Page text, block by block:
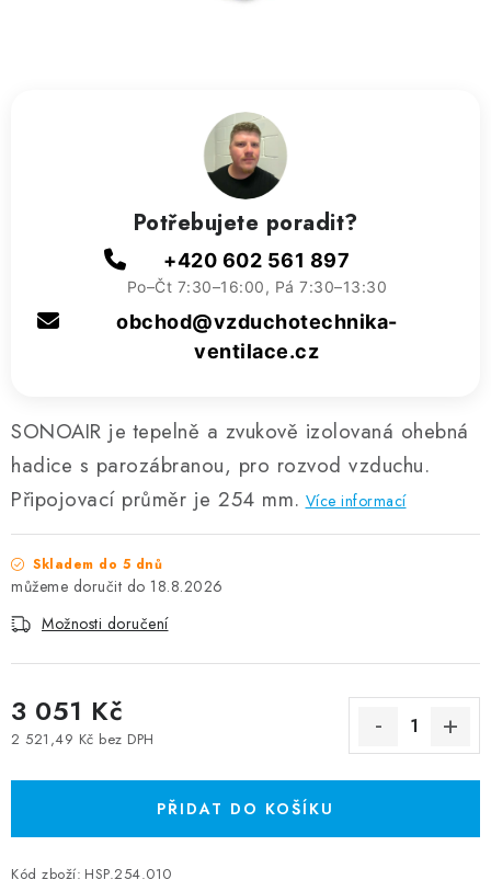
Kontakty
SONOAIR je tepelně a zvukově izolovaná ohebná
hadice s parozábranou, pro rozvod vzduchu.
Připojovací průměr je 254 mm. Více informací
Skladem do 5 dnů
18.8.2026
Možnosti doručení
3 051 Kč
2 521,49 Kč bez DPH
PŘIDAT DO KOŠÍKU
Kód zboží: HSP.254.010
Potřebujete poradit?
+420 602 561 897
Po–Čt 7:30–16:00, Pá 7:30–13:30
obchod@vzduchotechnika-
ventilace.cz